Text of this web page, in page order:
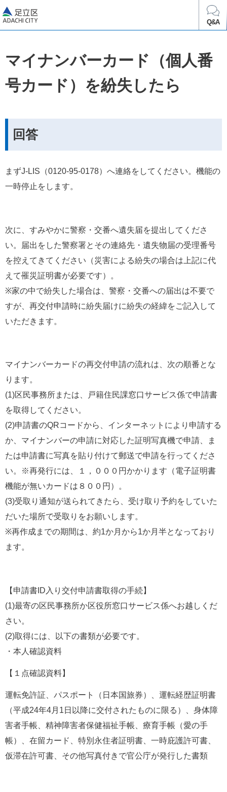
Q&A
マイナンバーカード（個人番
号カード）を紛失したら
回答
まずJ-LIS（0120-95-0178）へ連絡をしてください。機能の
一時停止をします。
次に、すみやかに警察・交番へ遺失届を提出してくださ
い。届出をした警察署とその連絡先・遺失物届の受理番号
を控えてきてください（災害による紛失の場合は上記に代
えて罹災証明書が必要です）。
※家の中で紛失した場合は、警察・交番への届出は不要で
すが、再交付申請時に紛失届けに紛失の経緯をご記入して
いただきます。
マイナンバーカードの再交付申請の流れは、次の順番とな
ります。
(1)区民事務所または、戸籍住民課窓口サービス係で申請書
を取得してください。
(2)申請書のQRコードから、インターネットにより申請する
か、マイナンバーの申請に対応した証明写真機で申請、ま
たは申請書に写真を貼り付けて郵送で申請を行ってくださ
い。※再発行には、１，０００円かかります（電子証明書
機能が無いカードは８００円）。
(3)受取り通知が送られてきたら、受け取り予約をしていた
だいた場所で受取りをお願いします。
※再作成までの期間は、約1か月から1か月半となっており
ます。
【申請書ID入り交付申請書取得の手続】
(1)最寄の区民事務所か区役所窓口サービス係へお越しくだ
さい。
(2)取得には、以下の書類が必要です。
・本人確認資料
【１点確認資料】
運転免許証、パスポート（日本国旅券）、運転経歴証明書
（平成24年4月1日以降に交付されたものに限る）、身体障
害者手帳、精神障害者保健福祉手帳、療育手帳（愛の手
帳）、在留カード、特別永住者証明書、一時庇護許可書、
仮滞在許可書、その他写真付きで官公庁が発行した書類